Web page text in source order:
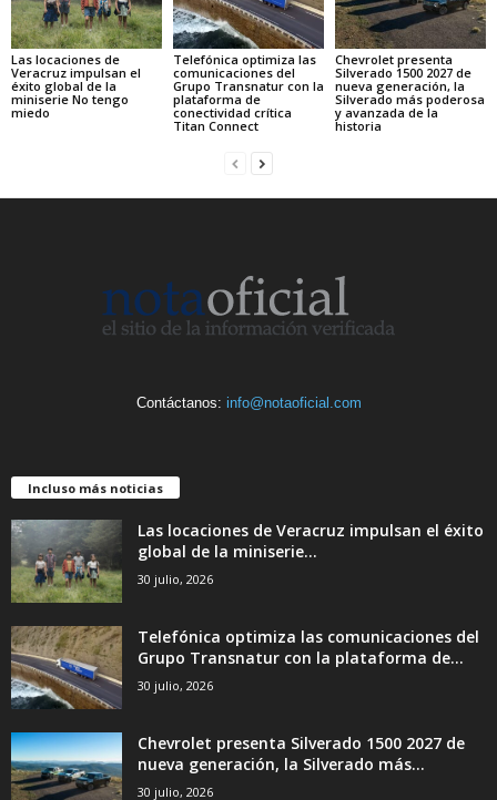
Las locaciones de
Veracruz impulsan el
éxito global de la
miniserie No tengo
miedo
Telefónica optimiza las
comunicaciones del
Grupo Transnatur con la
plataforma de
conectividad crítica
Titan Connect
Chevrolet presenta
Silverado 1500 2027 de
nueva generación, la
Silverado más poderosa
y avanzada de la
historia
Contáctanos: info@notaoficial.com
Incluso más noticias
Las locaciones de Veracruz impulsan el éxito
global de la miniserie...
30 julio, 2026
Telefónica optimiza las comunicaciones del
Grupo Transnatur con la plataforma de...
30 julio, 2026
Chevrolet presenta Silverado 1500 2027 de
nueva generación, la Silverado más...
30 julio, 2026